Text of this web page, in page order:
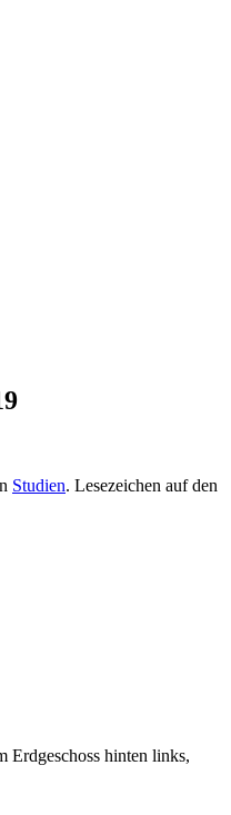
Studien. Lesezeichen auf den
Erdgeschoss hinten links,